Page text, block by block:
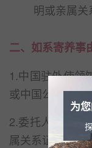
明或亲属关
二、如系寄养事
1.中国驻外使领
或中国公证认证
2.委托人的护照
属关系证明；
为